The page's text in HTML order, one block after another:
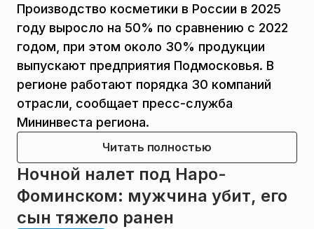
Производство косметики в России в 2025
году выросло на 50% по сравнению с 2022
годом, при этом около 30% продукции
выпускают предприятия Подмосковья. В
регионе работают порядка 30 компаний
отрасли, сообщает пресс-служба
Мининвеста региона.
Читать полностью
Ночной налет под Наро-
Фоминском: мужчина убит, его
сын тяжело ранен